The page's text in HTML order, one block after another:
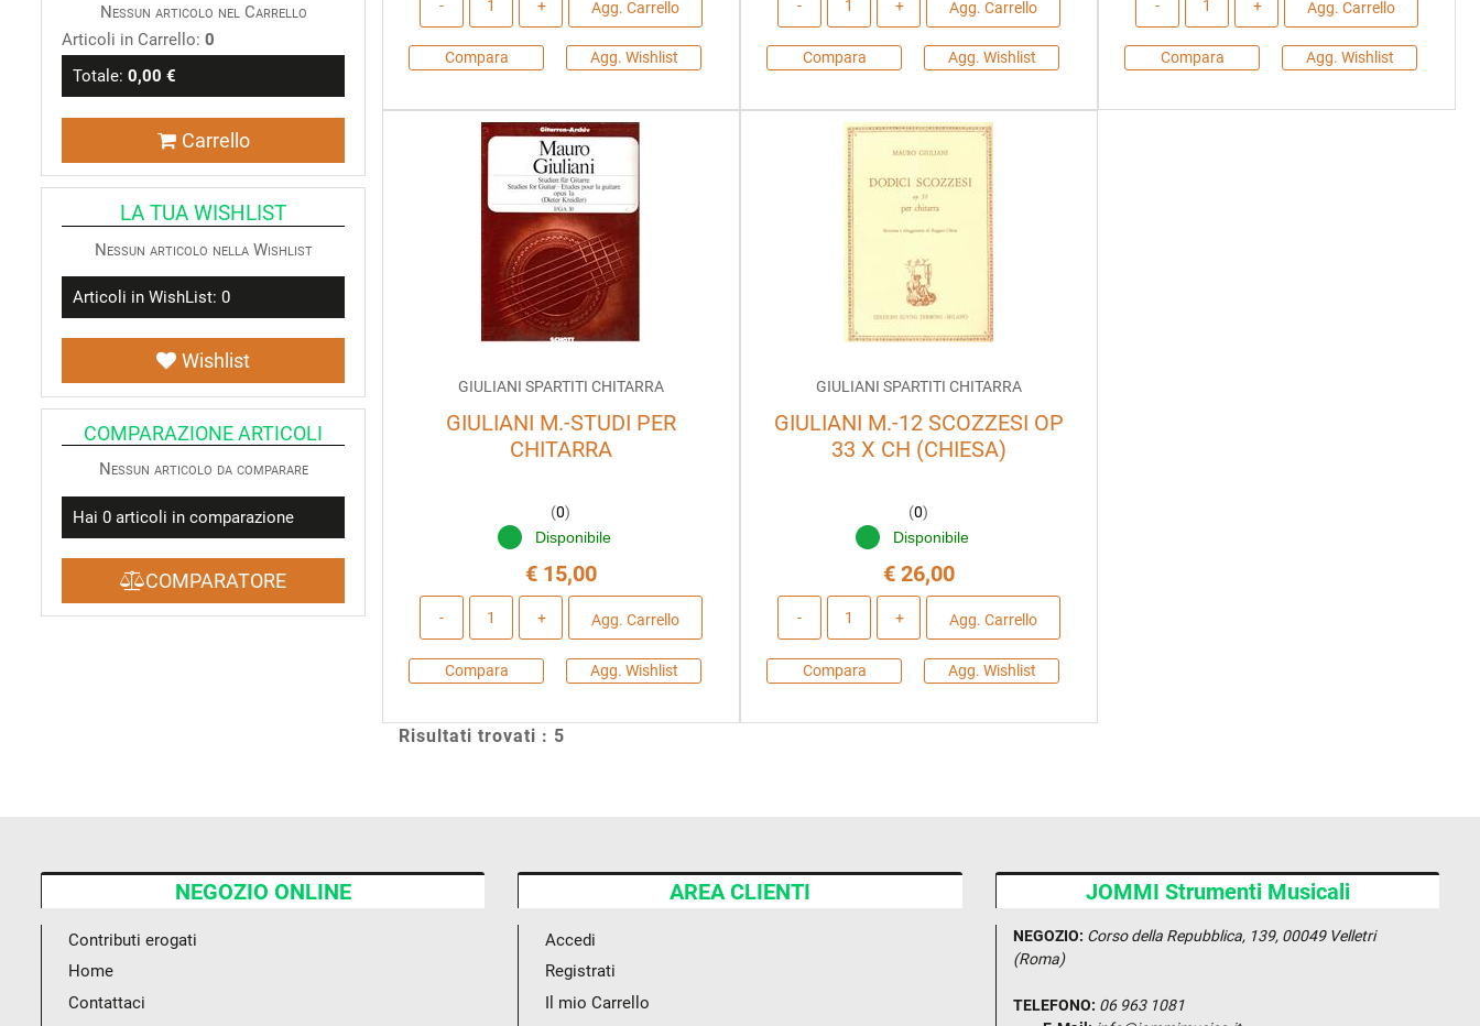
Nessun articolo nel Carrello
Articoli in Carrello: 0
Totale: 0,00 €
Carrello
LA TUA WISHLIST
Nessun articolo nella Wishlist
Articoli in WishList: 0
Wishlist
COMPARAZIONE ARTICOLI
Nessun articolo da comparare
Hai 0 articoli in comparazione
COMPARATORE
Agg. Carrello
Compara Agg. Wishlist
Agg. Carrello
Compara Agg. Wishlist
Agg. Carrello
Compara Agg. Wishlist
GIULIANI SPARTITI CHITARRA
GIULIANI M.-STUDI PER
CHITARRA
(0)
Disponibile
€ 15,00
Agg. Carrello
Compara Agg. Wishlist
GIULIANI SPARTITI CHITARRA
GIULIANI M.-12 SCOZZESI OP
33 X CH (CHIESA)
(0)
Disponibile
€ 26,00
Agg. Carrello
Compara Agg. Wishlist
Risultati trovati : 5
NEGOZIO ONLINE
Contributi erogati
Home
Contattaci
AREA CLIENTI
Accedi
Registrati
Il mio Carrello
JOMMI Strumenti Musicali
NEGOZIO: Corso della Repubblica, 139, 00049 Velletri
(Roma)
TELEFONO: 06 963 1081